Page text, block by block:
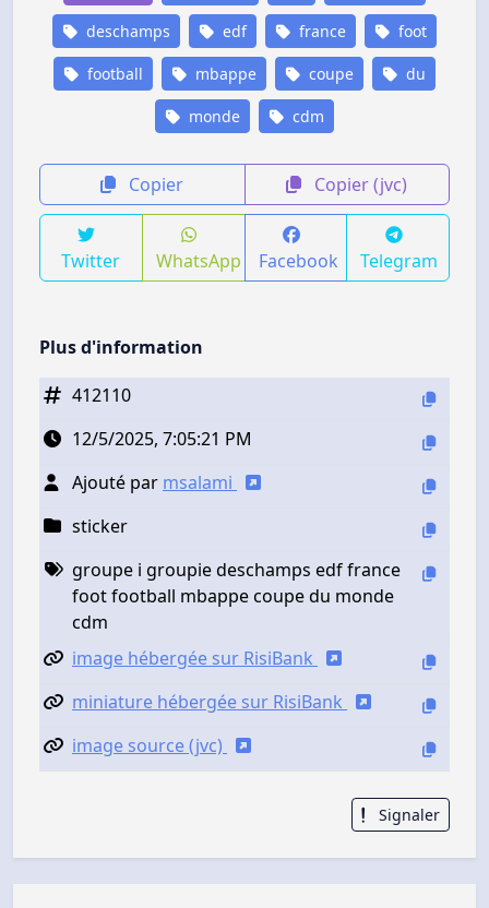
deschamps edf france foot
football mbappe coupe du
monde cdm
Copier Copier (jvc)
Twitter WhatsApp Facebook Telegram
Plus d'information
412110
12/5/2025, 7:05:21 PM
Ajouté par msalami
sticker
groupe i groupie deschamps edf france
foot football mbappe coupe du monde
cdm
image hébergée sur RisiBank
miniature hébergée sur RisiBank
image source (jvc)
Signaler